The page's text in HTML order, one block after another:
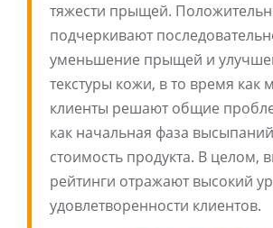
тяжести прыщей.
подчеркивают
уменьшение прыщей и
текстуры кожи, в то время как
клиенты решают общие
как начальная фаза
стоимость продукта. В целом,
рейтинги отражают высокий
удовлетворенности клиентов.